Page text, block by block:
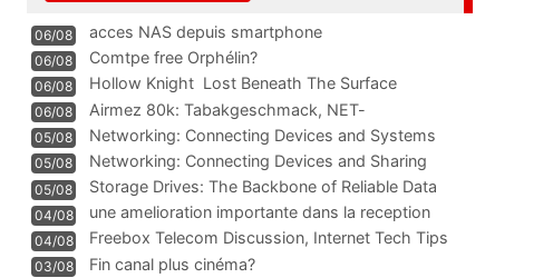
06/08 acces NAS depuis smartphone
06/08 Comtpe free Orphélin?
06/08 Hollow Knight  Lost Beneath The Surface
06/08
Airmez 80k: Tabakgeschmack, NET-
Technologie und Leistung im
05/08 Networking: Connecting Devices and Systems
05/08
Networking: Connecting Devices and Sharing
Information
05/08
Storage Drives: The Backbone of Reliable Data
Management
04/08
une amelioration importante dans la reception
WIFI
04/08
Freebox Telecom Discussion, Internet Tech Tips
Communi
03/08 Fin canal plus cinéma?